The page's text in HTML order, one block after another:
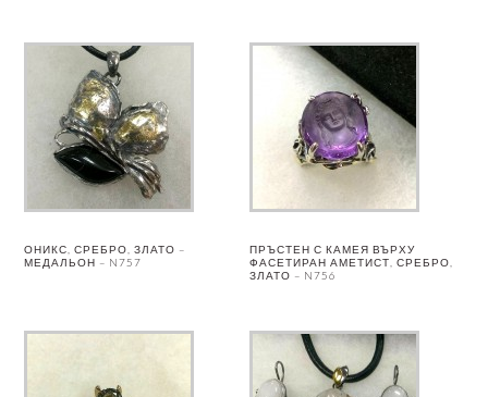
ОНИКС, СРЕБРО, ЗЛАТО –
МЕДАЛЬОН – N757
ПРЪСТЕН С КАМЕЯ ВЪРХУ
ФАСЕТИРАН АМЕТИСТ, СРЕБРО,
ЗЛАТО – N756